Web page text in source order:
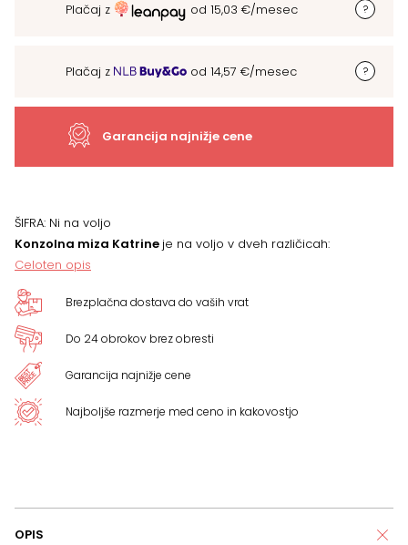
Plačaj z od 15,03 €/mesec
Plačaj z od 14,57 €/mesec
Garancija najnižje cene
ŠIFRA: Ni na voljo
Konzolna miza Katrine je na voljo v dveh različicah:
Celoten opis
Brezplačna dostava do vaših vrat
Do 24 obrokov brez obresti
Garancija najnižje cene
Najboljše razmerje med ceno in kakovostjo
OPIS